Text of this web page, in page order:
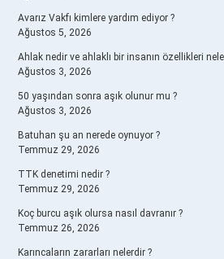
Avarız Vakfı kimlere yardım ediyor ?
Ağustos 5, 2026
Ahlak nedir ve ahlaklı bir insanın özellikleri
Ağustos 3, 2026
50 yaşından sonra aşık olunur mu ?
Ağustos 3, 2026
Batuhan şu an nerede oynuyor ?
Temmuz 29, 2026
TTK denetimi nedir ?
Temmuz 29, 2026
Koç burcu aşık olursa nasıl davranır ?
Temmuz 26, 2026
Karıncaların zararları nelerdir ?